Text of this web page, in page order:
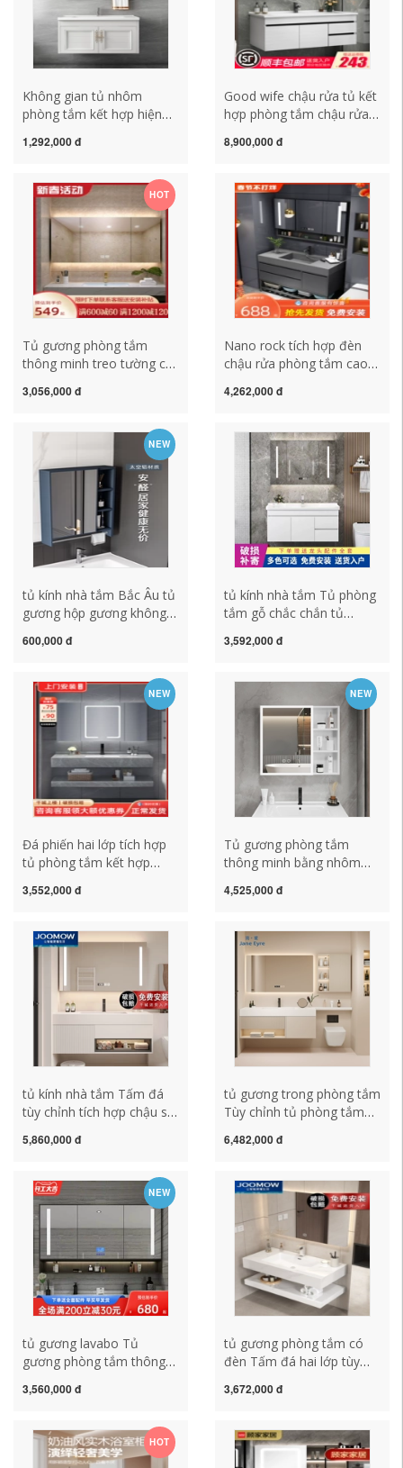
Không gian tủ nhôm
phòng tắm kết hợp hiện
chậu rửa bàn rửa tủ
rửa hồ bơi gương tủ nhà
tắm tủ gương nhà tắm
thông minh
1,292,000 đ
Good wife chậu rửa tủ kết
hợp phòng tắm chậu rửa
trọng gương phòng tắm tủ
gương lavabo tủ kệ gương
phòng tắm
8,900,000 đ
HOT
Tủ gương phòng tắm
thông minh treo tường có
gương phòng tắm tích hợp
nhà tắm gương tủ nhà
3,056,000 đ
Nano rock tích hợp đèn
chậu rửa phòng tắm cao
chậu rửa chậu rửa chậu
gương phòng tắm inox
gương tủ phòng tắm
4,262,000 đ
NEW
tủ kính nhà tắm Bắc Âu tủ
gương hộp gương không
kết hợp hộp lưu trữ riêng
treo tường tủ kệ gương
phòng tắm tủ gương nhà
tắm thông minh
600,000 đ
tủ kính nhà tắm Tủ phòng
tắm gỗ chắc chắn tủ
hợp chậu gốm phòng tắm
chậu rửa chậu rửa mặt tủ
kính phòng tắm tủ gương
nhà tắm
3,592,000 đ
NEW
Đá phiến hai lớp tích hợp
tủ phòng tắm kết hợp
rửa chậu rửa tùy chỉnh tủ
gương lavabo tủ gương
lavabo
3,552,000 đ
NEW
Tủ gương phòng tắm
thông minh bằng nhôm
phòng tắm riêng biệt với
điểm chống sương mù
treo tường tủ gương nhà
vệ sinh tủ kệ gương phòng
tắm
4,525,000 đ
tủ kính nhà tắm Tấm đá
tùy chỉnh tích hợp chậu sứ
hợp chậu rửa mặt tủ
gửi đến hộ gia đình lắp đặt
miễn phí tủ kính phòng
tắm tủ kệ gương phòng
tắm
5,860,000 đ
tủ gương trong phòng tắm
Tùy chỉnh tủ phòng tắm
hợp tấm đá gốm tích hợp
rộng bồn rửa mặt chậu rửa
tủ gương tủ tùy chỉnh tủ
kính phòng tắm mẫu tủ
gương phòng tắm
6,482,000 đ
NEW
tủ gương lavabo Tủ
gương phòng tắm thông
mù gắn tường gương
phòng tắm kết hợp gương
soi một mình tủ kệ gương
3,560,000 đ
tủ gương phòng tắm có
đèn Tấm đá hai lớp tùy
phòng tắm kết hợp chậu
gương phòng tắm cao cấp
Tủ gương thông minh tủ
3,672,000 đ
HOT